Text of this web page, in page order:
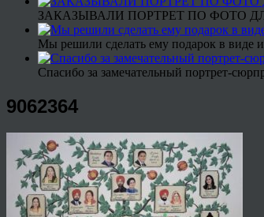
ЗАКАЗЫВАЛИ ПОРТРЕТ ПО ФОТО
Мы решили сделать ему подарок в виде
Спасибо за замечательный портрет-
9062364